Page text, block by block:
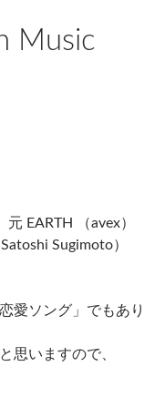
Music
EARTH （avex）
Sugimoto）
愛ソング」でもあり
思いますので、